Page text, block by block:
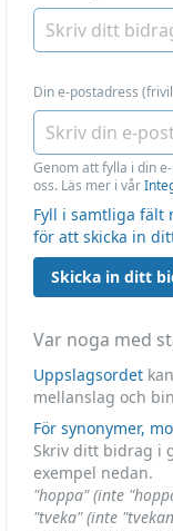
Din e-postadress
Genom att fylla i din
oss. Läs mer i vår
Fyll i samtliga fält
för att skicka in
Skicka in ditt
Var noga med
Uppslagsordet
mellanslag och
För synonymer,
Skriv ditt bidrag i
exempel nedan.
"hoppa" (inte
"tveka" (inte